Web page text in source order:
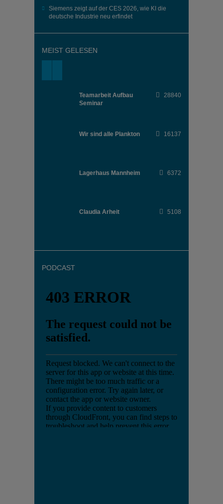
Siemens zeigt auf der CES 2026, wie KI die
deutsche Industrie neu erfindet
MEIST GELESEN
Teamarbeit Aufbau
Seminar
28840
Wir sind alle Plankton 16137
Lagerhaus Mannheim 6372
Claudia Arheit 5108
PODCAST